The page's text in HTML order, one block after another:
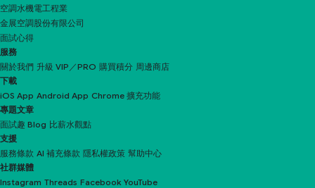
空調水機電工程業
金展空調股份有限公司
面試心得
服務
關於我們 升級 VIP／PRO 購買積分 周邊商店
下載
iOS App Android App Chrome 擴充功能
專題文章
面試趣 Blog 比薪水觀點
支援
服務條款 AI 補充條款 隱私權政策 幫助中心
社群媒體
Instagram Threads Facebook YouTube